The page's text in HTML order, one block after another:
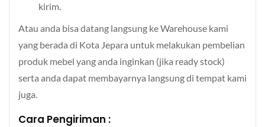
kirim.
Atau anda bisa datang langsung ke Warehouse kami
yang berada di Kota Jepara untuk melakukan pembelian
produk mebel yang anda inginkan (jika ready stock)
serta anda dapat membayarnya langsung di tempat kami
juga.
Cara Pengiriman :